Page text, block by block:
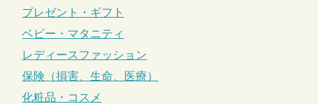
プレゼント・ギフト
ベビー・マタニティ
レディースファッション
保険（損害、生命、医療）
化粧品・コスメ